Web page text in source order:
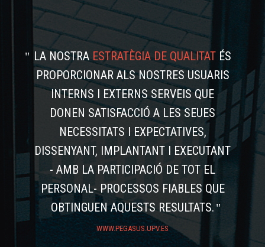
LA NOSTRAESTRATÈGIA DE QUALITAT ÉS
PROPORCIONAR ALS NOSTRES USUARIS
INTERNS I EXTERNS SERVEIS QUE
DONEN SATISFACCIÓ A LES SEUES
NECESSITATS I EXPECTATIVES,
DISSENYANT, IMPLANTANT I EXECUTANT
- AMB LA PARTICIPACIÓ DE TOT EL
PERSONAL- PROCESSOS FIABLES QUE
OBTINGUEN AQUESTS RESULTATS.
WWW.PEGASUS.UPV.ES